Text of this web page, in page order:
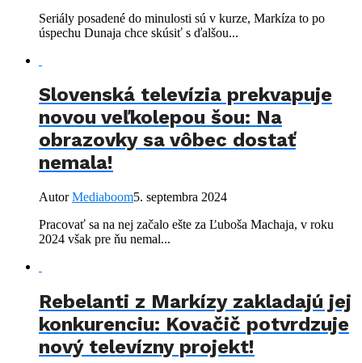
Seriály posadené do minulosti sú v kurze, Markíza to po
úspechu Dunaja chce skúsiť s ďalšou...
Slovenská televízia prekvapuje
novou veľkolepou šou: Na
obrazovky sa vôbec dostať
nemala!
AutorMediaboom5. septembra 2024
Pracovať sa na nej začalo ešte za Ľuboša Machaja, v roku
2024 však pre ňu nemal...
Rebelanti z Markízy zakladajú jej
konkurenciu: Kovačič potvrdzuje
nový televízny projekt!